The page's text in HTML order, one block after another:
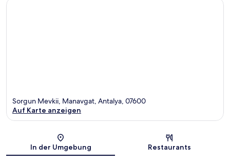
Sorgun Mevkii, Manavgat, Antalya, 07600
Auf Karte anzeigen
In der Umgebung Restaurants